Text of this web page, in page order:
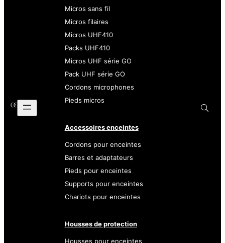
Micros sans fil
Micros filaires
Micros UHF410
Packs UHF410
Micros UHF série GO
Pack UHF série GO
Cordons microphones
Pieds micros
Accessoires enceintes
Cordons pour enceintes
Barres et adaptateurs
Pieds pour enceintes
Supports pour enceintes
Chariots pour enceintes
Housses de protection
Housses pour enceintes